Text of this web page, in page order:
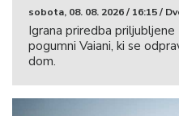
sobota, 08. 08. 2026 / 16:15 /
Igrana priredba
pogumni Vaiani, ki se
dom.